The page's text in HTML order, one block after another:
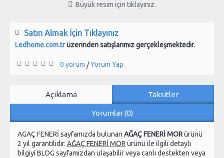
Büyük resim için tıklayınız.
Satın Almak İçin Tıklayınız
Ledhome.com.trüzerinden satışlarımız gerçekleşmektedir.
0 yorum /Yorum Yap
Açıklama Taksitler
Yorumlar (0)
AGAÇ FENERİ sayfamızda bulunan AĞAÇ FENERİ MORürünü
2 yıl garantilidir. AĞAÇ FENERİ MOR ürünü ile ilgili detaylı
bilgiyi BLOG sayfamızdan ulaşabilir veya canlı destekten veya